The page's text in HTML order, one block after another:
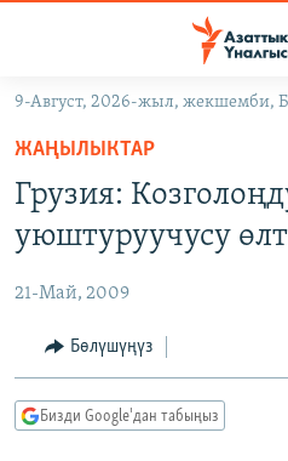
Навигацияга
өтүңүз
Издөөгө
салыңызКЫРГЫЗСТАН
ЭКОНОМИКА
МАДАНИЯТ
ДҮЙНӨ
БОРБОР АЗИЯ
УКРАИНА
АТАЙЫН ИЛИКТӨӨ
ТВ ПРОГРАММАЛАР
ЭКСПЕРТТЕР ТАЛДАЙТ
ӨЗГӨЧӨ ПИКИР
9-Август, 2026-жыл, жекшемби,
ЖАҢЫЛЫКТАР
Грузия:
уюштуруучусу
21-Май, 2009
Бөлүшүңүз
Бизди Google'дан табыңыз